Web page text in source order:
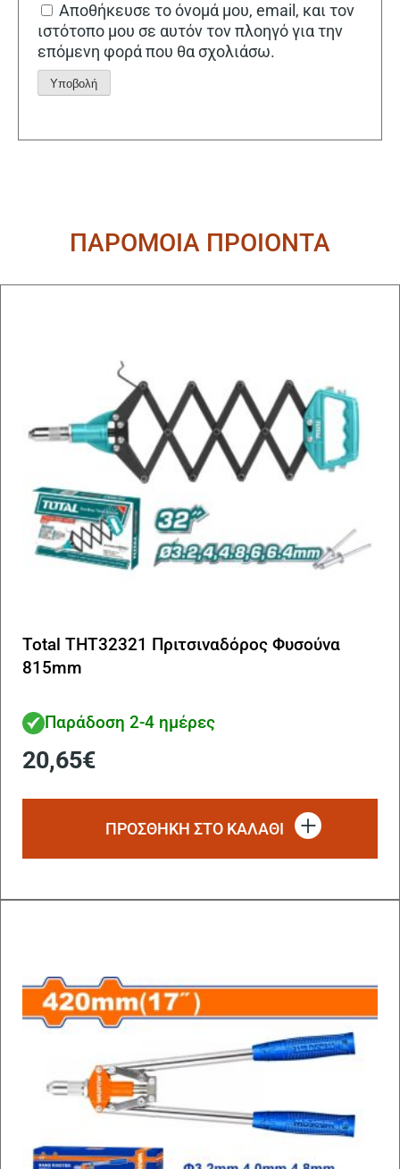
Αποθήκευσε το όνομά μου, email, και τον
ιστότοπο μου σε αυτόν τον πλοηγό για την
επόμενη φορά που θα σχολιάσω.
ΠΑΡΟΜΟΙΑ ΠΡΟΙΟΝΤΑ
Total THT32321 Πριτσιναδόρος Φυσούνα
815mm
Παράδοση 2-4 ημέρες
20,65€
ΠΡΟΣΘΗΚΗ ΣΤΟ ΚΑΛΑΘΙ